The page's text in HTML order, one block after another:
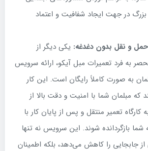
بزرگ در جهت ایجاد شفافیت و اعتماد
حمل و نقل بدون دغدغه: یکی دیگر از
به فرد تعمیرات مبل آیکو، ارائه سرویس
به صورت کاملاً رایگان است. این کار
مبلمان شما با امنیت و دقت بالا از
تعمیر منتقل و پس از پایان کار با
بازگردانده شوند. این سرویس نه تنها
جابجایی را کاهش می‌دهد، بلکه اطمینان